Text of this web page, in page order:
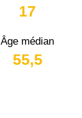
17
Âge médian
55,5